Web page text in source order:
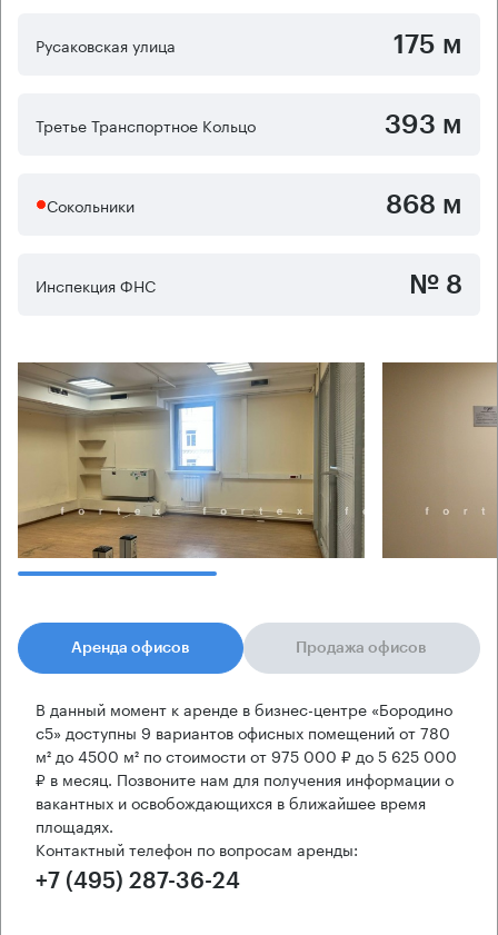
Русаковская улица 175 м
Третье Транспортное Кольцо 393 м
Сокольники 868 м
Инспекция ФНС № 8
Аренда офисов Продажа офисов
В данный момент к аренде в бизнес-центре «Бородино
с5» доступны 9 вариантов офисных помещений от 780
м² до 4500 м² по стоимости от 975 000 ₽ до 5 625 000
₽ в месяц. Позвоните нам для получения информации о
вакантных и освобождающихся в ближайшее время
площадях.
Контактный телефон по вопросам аренды:
+7 (495) 287-36-24